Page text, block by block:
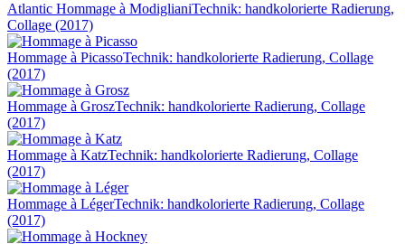
Atlantic Hommage à ModiglianiTechnik: handkolorierte Radierung,
Collage (2017)
Hommage à PicassoTechnik: handkolorierte Radierung, Collage
(2017)
Hommage à GroszTechnik: handkolorierte Radierung, Collage
(2017)
Hommage à KatzTechnik: handkolorierte Radierung, Collage
(2017)
Hommage à LégerTechnik: handkolorierte Radierung, Collage
(2017)